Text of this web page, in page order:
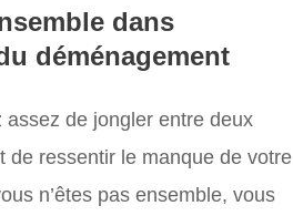
dans
déménagement
assez de jongler entre deux
de ressentir le manque de votre
n’êtes pas ensemble, vous